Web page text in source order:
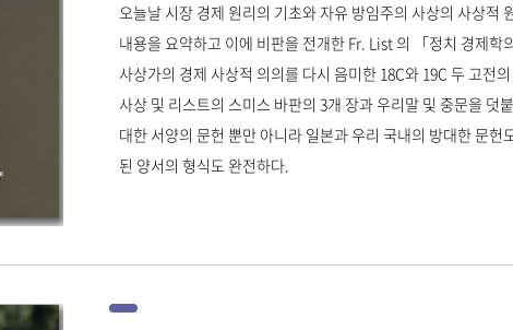
오늘날 시장 경제 원리의 기초와 자유 방임주의 사상의 사상
내용을 요약하고 이에 비판을 전개한 Fr. List 의 「정치 경제
사상가의 경제 사상적 의의를 다시 음미한 18C와 19C 두 고전
사상 및 리스트의 스미스 바판의 3개 장과 우리말 및 중문을 덧
대한 서양의 문헌 뿐만 아니라 일본과 우리 국내의 방대한 문
된 양서의 형식도 완전하다.